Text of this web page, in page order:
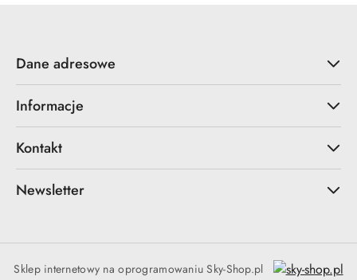
Dane adresowe
Informacje
Kontakt
Newsletter
Sklep internetowy na oprogramowaniu Sky-Shop.pl